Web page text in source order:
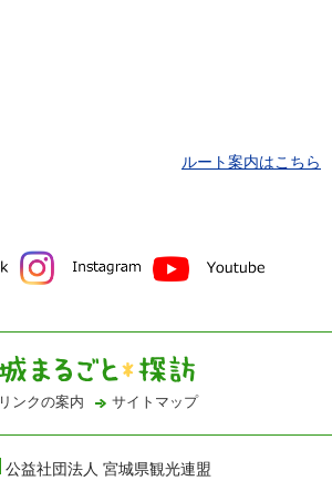
ルート案内はこちら
リンクの案内 サイトマップ
公益社団法人 宮城県観光連盟